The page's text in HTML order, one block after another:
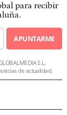
para recibir
APUNTARME
S.L.
de actualidad.